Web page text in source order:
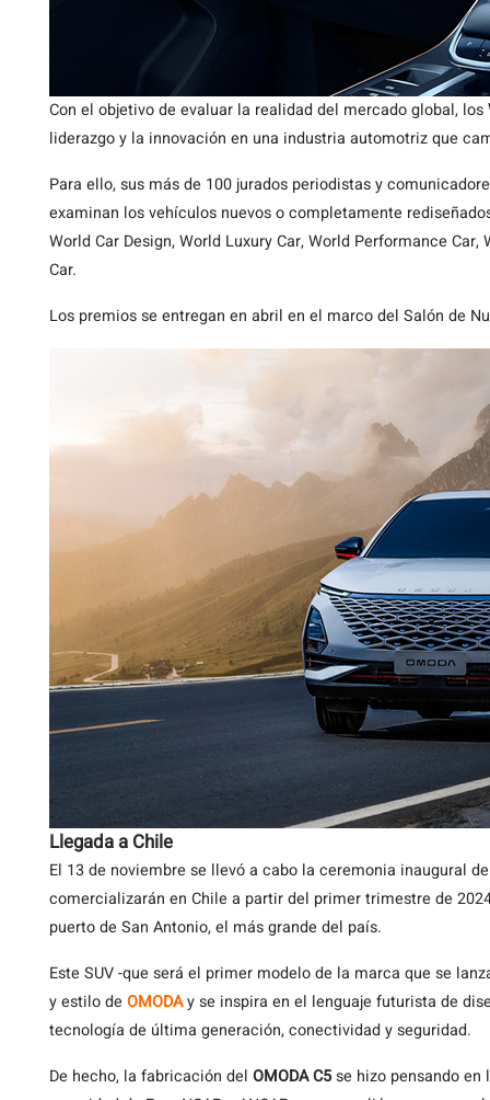
Con el objetivo de evaluar la realidad del mercado global, los
liderazgo y la innovación en una industria automotriz que
Para ello, sus más de 100 jurados periodistas y
examinan los vehículos nuevos o completamente
World Car Design, World Luxury Car, World Performance
Car.
Los premios se entregan en abril en el marco del Salón de
Llegada a Chile
El 13 de noviembre se llevó a cabo la ceremonia inaugural
comercializarán en Chile a partir del primer trimestre de
puerto de San Antonio, el más grande del país.
Este SUV -que será el primer modelo de la marca que se
y estilo de OMODAy se inspira en el lenguaje futurista de
tecnología de última generación, conectividad y seguridad.
De hecho, la fabricación del OMODA C5se hizo pensando en